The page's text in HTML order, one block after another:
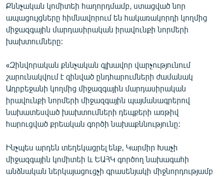
ԱՐԽԻՎ
ՏԵՍԱՆՅՈՒԹԵՐ
ԲԱՆԱՎԵՃ
ՁԳՏԵԼՈՎ ԼԱՎԱԳՈՒՅՆԻՆ
ՓՈԴՔԱՍԹ
Հայերեն
English
ՀԵՏԵՎԵՔ ՄԵԶ
Քննչական կոմիտեի հաղորդմամբ, ստացված նոր
ապացույցները հիմնավորում են հակառակորդի կողմից
միջազգային մարդասիրական իրավունքի նորմերի
խախտումները:
«Զինվորական քննչական գլխավոր վարչությունում
շարունակվում է զինված ընդհարումների ժամանակ
Ադրբեջանի կողմից միջազգային մարդասիրական
իրավունքի նորմերի միջազգային պայմանագրերով
նախատեսված խախտումների դեպքերի առթիվ
հարուցված քրեական գործի նախաքննությունը:
Ինչպես արդեն տեղեկացրել ենք, Կարմիր Խաչի
միջազգային կոմիտեի և ԵԱՀԿ գործող նախագահի
անձնական ներկայացուցչի գրասենյակի միջնորդությամբ